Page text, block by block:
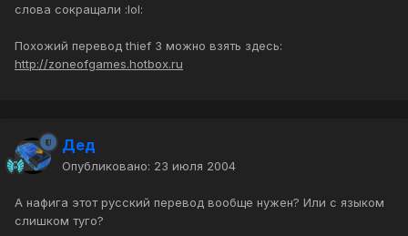
слова сокращали :lol:
Похожий перевод thief 3 можно взять здесь:
http://zoneofgames.hotbox.ru
Дед
Опубликовано: 23 июля 2004
А нафига этот русский перевод вообще нужен? Или с языком
слишком туго?